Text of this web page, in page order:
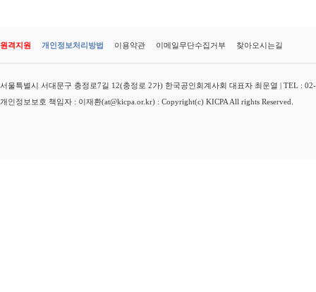
원격지원 개인정보처리방법 이용약관 이메일무단수집거부 찾아오시는길
서울특별시 서대문구 충정로7길 12(충정로 2가) 한국공인회계사회 대표자 최운열 | TEL :
개인정보보호 책임자 : 이재환(at@kicpa.or.kr) : Copyright(c) KICPA All rights Reserved.